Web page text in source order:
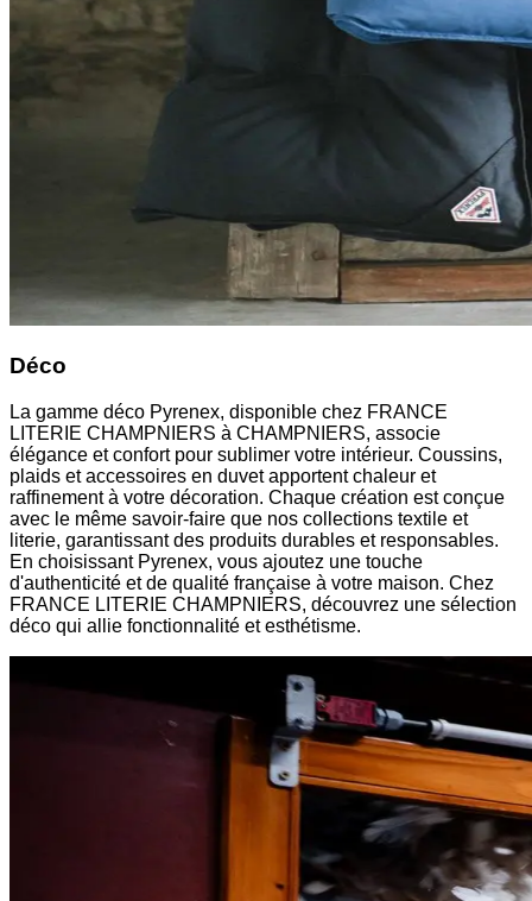
Déco
La gamme déco Pyrenex, disponible chez FRANCE
LITERIE CHAMPNIERS à CHAMPNIERS, associe
élégance et confort pour sublimer votre intérieur. Coussins,
plaids et accessoires en duvet apportent chaleur et
raffinement à votre décoration. Chaque création est conçue
avec le même savoir-faire que nos collections textile et
literie, garantissant des produits durables et responsables.
En choisissant Pyrenex, vous ajoutez une touche
d'authenticité et de qualité française à votre maison. Chez
FRANCE LITERIE CHAMPNIERS, découvrez une sélection
déco qui allie fonctionnalité et esthétisme.